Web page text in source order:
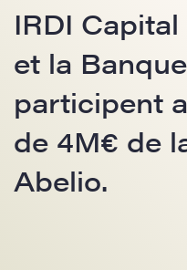
IRDI
et la
participent
de 4M€ de
Abelio.